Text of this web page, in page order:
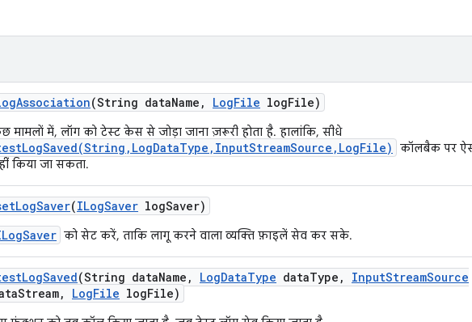
Association(String dataName , LogFile logFile)
मामलों में, लॉग को टेस्ट केस से जोड़ा जाना ज़रूरी होता है. हालांकि, सीधे
कॉलबैक पर
किया जा सकता.
LogSaver(ILogSaver logSaver)
को सेट करें, ताकि लागू करने वाला व्यक्ति फ़ाइलें सेव कर सके.
LogSaved(String dataName , LogDataType dataType , InputStreamSource
Stream, LogFile logFile)